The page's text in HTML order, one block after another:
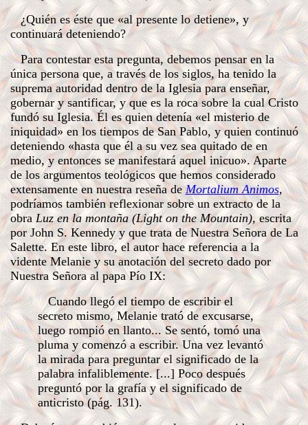
¿Quién es éste que «al presente lo detiene», y
continuará deteniendo?
Para contestar esta pregunta, debemos pensar en la
única persona que, a través de los siglos, ha tenido la
suprema autoridad dentro de la Iglesia para enseñar,
gobernar y santificar, y que es la roca sobre la cual Cristo
fundó su Iglesia. Él es quien detenía «el misterio de
iniquidad» en los tiempos de San Pablo, y quien continuó
deteniendo «hasta que él a su vez sea quitado de en
medio, y entonces se manifestará aquel inicuo». Aparte
de los argumentos teológicos que hemos considerado
extensamente en nuestra reseña deMortalium Animos,
podríamos también reflexionar sobre un extracto de la
obra Luz en la montaña (Light on the Mountain),escrita
por John S. Kennedy y que trata de Nuestra Señora de La
Salette. En este libro, el autor hace referencia a la
vidente Melanie y su anotación del secreto dado por
Nuestra Señora al papa Pío IX:
Cuando llegó el tiempo de escribir el
secreto mismo, Melanie trató de excusarse,
luego rompió en llanto... Se sentó, tomó una
pluma y comenzó a escribir. Una vez levantó
la mirada para preguntar el significado de la
palabra infaliblemente. [...] Poco después
preguntó por la grafía y el significado de
anticristo (pág. 131).